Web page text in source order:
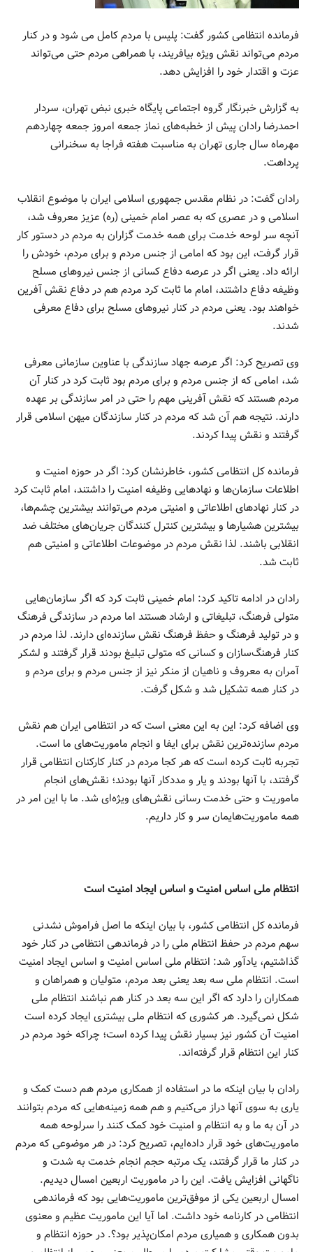
فرمانده انتظامی کشور گفت: پلیس با مردم کامل می شود و در کنار
مردم می‌تواند نقش ویژه بیافریند، با همراهی مردم حتی می‌تواند
عزت و اقتدار خود را افزایش دهد.
به گزارش خبرنگار گروه اجتماعی پایگاه خبری نبض تهران، سردار
احمدرضا رادان پیش از خطبه‌های نماز جمعه امروز جمعه چهاردهم
مهرماه سال جاری تهران به مناسبت هفته فراجا به سخنرانی
پرداهت.
رادان گفت: در نظام مقدس جمهوری اسلامی ایران با موضوع انقلاب
اسلامی و در عصری که به عصر امام خمینی (ره) عزیز معروف شد،
آنچه سر لوحه خدمت برای همه خدمت گزاران به مردم در دستور کار
قرار گرفت، این بود که امامی از جنس مردم و برای مردم، خودش را
ارائه داد. یعنی اگر در عرصه دفاع کسانی از جنس نیروهای مسلح
وظیفه دفاع داشتند، امام ما ثابت کرد مردم هم در دفاع نقش آفرین
خواهند بود. یعنی مردم در کنار نیروهای مسلح برای دفاع معرفی
شدند.
وی تصریح کرد: اگر عرصه جهاد سازندگی با عناوین سازمانی معرفی
شد، امامی که از جنس مردم و برای مردم بود ثابت کرد در کنار آن
مردم هستند که نقش آفرینی مهم را حتی در امر سازندگی بر عهده
دارند. نتیجه هم آن شد که مردم در کنار سازندگان میهن اسلامی قرار
گرفتند و نقش پیدا کردند.
فرمانده کل انتظامی کشور، خاطرنشان کرد: اگر در حوزه امنیت و
اطلاعات سازمان‌ها و نهادهایی وظیفه امنیت را داشتند، امام ثابت کرد
در کنار نهادهای اطلاعاتی و امنیتی مردم می‌توانند بیشترین چشم‌ها،
بیشترین هشیارها و بیشترین کنترل کنندگان جریان‌های مختلف ضد
انقلابی باشند. لذا نقش مردم در موضوعات اطلاعاتی و امنیتی هم
ثابت شد.
رادان در ادامه تاکید کرد: امام خمینی ثابت کرد که اگر سازمان‌هایی
متولی فرهنگ، تبلیغاتی و ارشاد هستند اما مردم در سازندگی فرهنگ
و در تولید فرهنگ و حفظ فرهنگ نقش سازنده‌ای دارند. لذا مردم در
کنار فرهنگ‌سازان و کسانی که متولی تبلیغ بودند قرار گرفتند و لشکر
آمران به معروف و ناهیان از منکر نیز از جنس مردم و برای مردم و
در کنار همه تشکیل شد و شکل گرفت.
وی اضافه کرد: این به این معنی است که در انتظامی ایران هم نقش
مردم سازنده‌ترین نقش برای ایفا و انجام ماموریت‌های ما است.
تجربه ثابت کرده است که هر کجا مردم در کنار کارکنان انتظامی قرار
گرفتند، با آنها بودند و یار و مددکار آنها بودند؛ نقش‌های انجام
ماموریت و حتی خدمت رسانی نقش‌های ویژه‌ای شد. ما با این امر در
همه ماموریت‌هایمان سر و کار داریم.
انتظام ملی اساس امنیت و اساس ایجاد امنیت است
فرمانده کل انتظامی کشور، با بیان اینکه ما اصل فراموش نشدنی
سهم مردم در حفظ انتظام ملی را در فرماندهی انتظامی در کنار خود
گذاشتیم، یادآور شد: انتظام ملی اساس امنیت و اساس ایجاد امنیت
است. انتظام ملی سه بعد یعنی بعد مردم، متولیان و همراهان و
همکاران را دارد که اگر این سه بعد در کنار هم نباشند انتظام ملی
شکل نمی‌گیرد. هر کشوری که انتظام ملی بیشتری ایجاد کرده است
امنیت آن کشور نیز بسیار نقش پیدا کرده است؛ چراکه خود مردم در
کنار این انتظام قرار گرفته‌اند.
رادان با بیان اینکه ما در استفاده از همکاری مردم هم دست کمک و
یاری به سوی آنها دراز می‌کنیم و هم همه زمینه‌هایی که مردم بتوانند
در آن به ما و به انتظام و امنیت خود کمک کنند را سرلوحه همه
ماموریت‌های خود قرار داده‌ایم، تصریح کرد: در هر موضوعی که مردم
در کنار ما قرار گرفتند، یک مرتبه حجم انجام خدمت به شدت و
ناگهانی افزایش یافت. این را در ماموریت اربعین امسال دیدیم.
امسال اربعین یکی از موفق‌ترین ماموریت‌هایی بود که فرماندهی
انتظامی در کارنامه خود داشت. اما آیا این ماموریت عظیم و معنوی
بدون همکاری و همیاری مردم امکان‌پذیر بود؟. در حوزه انتظام و